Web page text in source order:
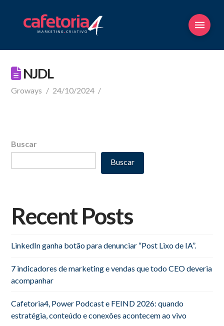
NJDL
Groways 24/10/2024
Buscar
Buscar
Recent Posts
LinkedIn ganha botão para denunciar “Post Lixo de IA”.
7 indicadores de marketing e vendas que todo CEO deveria
acompanhar
Cafetoria4, Power Podcast e FEIND 2026: quando
estratégia, conteúdo e conexões acontecem ao vivo